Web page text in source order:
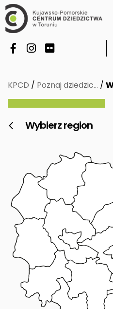
KPCD / Poznaj dziedzic… /
 Wybierz region